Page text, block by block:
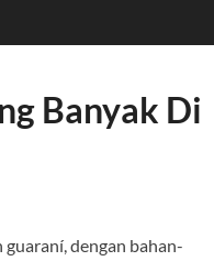
Banyak Di
dengan bahan-